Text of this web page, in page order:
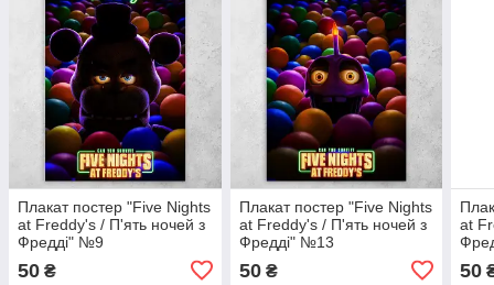
Плакат постер "Five Nights
at Freddy's / П'ять ночей з
Фредді" №9
50 ₴
Плакат постер "Five Nights
at Freddy's / П'ять ночей з
Фредді" №13
50₴
at
50